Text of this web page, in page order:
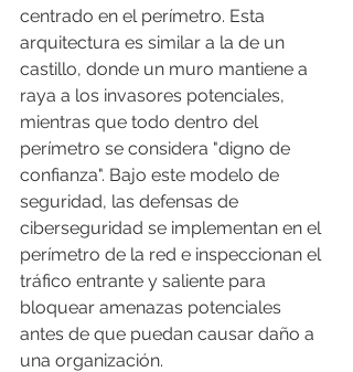
centrado en el perímetro. Esta
arquitectura es similar a la de un
castillo, donde un muro mantiene a
raya a los invasores potenciales,
mientras que todo dentro del
perímetro se considera "digno de
confianza". Bajo este modelo de
seguridad, las defensas de
ciberseguridad se implementan en el
perímetro de la red e inspeccionan el
tráfico entrante y saliente para
bloquear amenazas potenciales
antes de que puedan causar daño a
una organización.